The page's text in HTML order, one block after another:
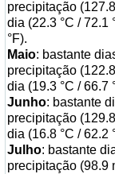
precipitação
dia (22.3 °C / 72.1
°F).
Maio: bastante
precipitação
dia (19.3 °C / 66.7
Junho: bastante
precipitação
dia (16.8 °C / 62.2
Julho: bastante
precipitação (98.9